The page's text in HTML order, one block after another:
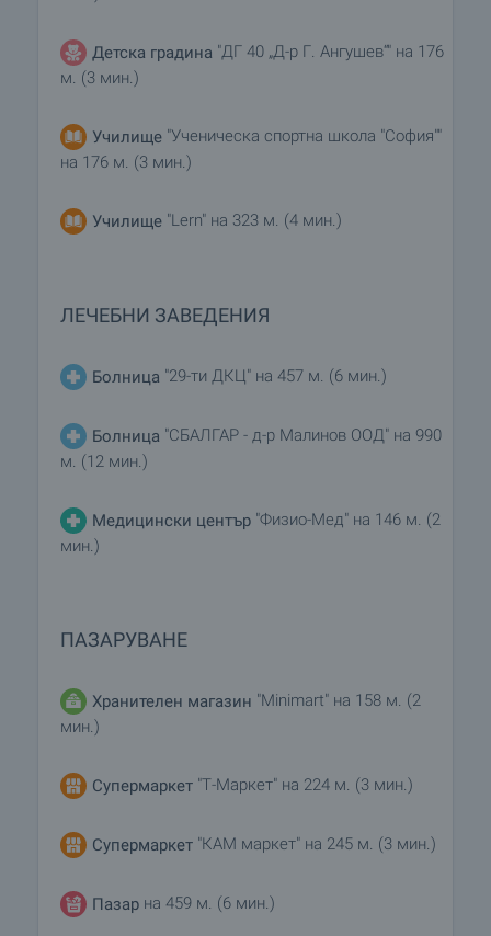
Детска градина "ДГ 40 „Д-р Г. Ангушев“" на 176
м. (3 мин.)
Училище "Ученическа спортна школа "София""
на 176 м. (3 мин.)
Училище "Lern" на 323 м. (4 мин.)
ЛЕЧЕБНИ ЗАВЕДЕНИЯ
Болница "29-ти ДКЦ" на 457 м. (6 мин.)
Болница "СБАЛГАР - д-р Малинов ООД" на 990
м. (12 мин.)
Медицински център "Физио-Мед" на 146 м. (2
мин.)
ПАЗАРУВАНЕ
Хранителен магазин "Minimart" на 158 м. (2
мин.)
Супермаркет "Т-Маркет" на 224 м. (3 мин.)
Супермаркет "КАМ маркет" на 245 м. (3 мин.)
Пазар на 459 м. (6 мин.)